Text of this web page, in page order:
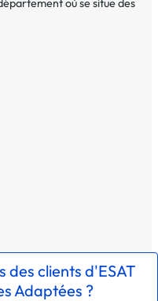
où se situe des
des clients d'ESAT
Adaptées ?